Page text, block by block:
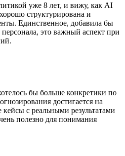
уже 8 лет, и вижу, как AI
структурирована и
Единственное, добавила бы
это важный аспект при
бы больше конкретики по
достигается на
с реальными результатами
полезно для понимания